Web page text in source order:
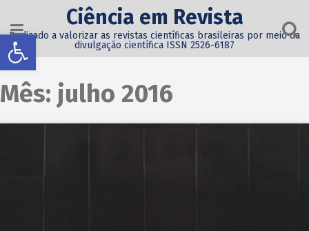
Abrir a barra de ferramentas
Ciência em Revista
Dedicado a valorizar as revistas científicas brasileiras por meio da
divulgação científica ISSN 2526-6187
Mês: julho 2016